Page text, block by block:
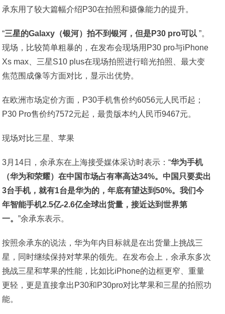
承东用了较大篇幅介绍P30在拍照和摄像能力的提升。
“三星的Galaxy（银河）拍不到银河，但是P30 pro可以 ”。
现场，比较简单粗暴的，在发布会现场用P30 pro与iPhone
Xs max、三星S10 plus在现场拍照进行暗光拍照、最大变
焦范围成像等方面对比，显示出优势。
在欧洲市场定价方面，P30手机售价约6056元人民币起；
P30 Pro售价约7572元起，最贵版本约人民币9467元。
现场对比三星、苹果
3月14日，余承东在上海接受媒体采访时表示：“华为手机
（华为和荣耀）在中国市场占有率高达34%。中国只要卖出
3台手机，就有1台是华为的，年底有望达到50%。我们今
年智能手机2.5亿-2.6亿全球出货量，接近达到世界第
一。”余承东表示。
按照余承东的说法，华为年内目标就是在出货量上挑战三
星，同时继续保持对苹果的领先。在发布会上，余承东多次
挑战三星和苹果的性能，比如比iPhone的边框更窄、重量
更轻，更是直接拿出P30和P30pro对比苹果和三星的拍照功
能。